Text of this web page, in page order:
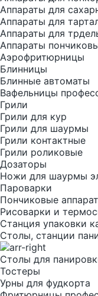
Аппараты для
Аппараты для
Аппараты для
Аппараты
Аэрофритюрницы
Блинницы
Блинные автоматы
Вафельницы
Грили
Грили для кур
Грили для шаурмы
Грили контактные
Грили роликовые
Дозаторы
Ножи для шаурмы
Пароварки
Пончиковые
Рисоварки и
Станция упаковки
Столы, станции
Столы для
Тостеры
Урны для фудкорта